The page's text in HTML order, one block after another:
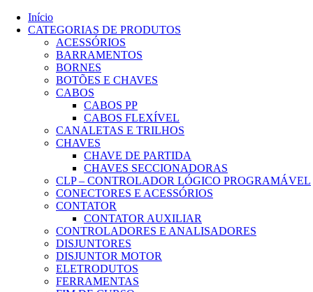
Início
CATEGORIAS DE PRODUTOS
ACESSÓRIOS
BARRAMENTOS
BORNES
BOTÕES E CHAVES
CABOS
CABOS PP
CABOS FLEXÍVEL
CANALETAS E TRILHOS
CHAVES
CHAVE DE PARTIDA
CHAVES SECCIONADORAS
CLP – CONTROLADOR LÓGICO PROGRAMÁVEL
CONECTORES E ACESSÓRIOS
CONTATOR
CONTATOR AUXILIAR
CONTROLADORES E ANALISADORES
DISJUNTORES
DISJUNTOR MOTOR
ELETRODUTOS
FERRAMENTAS